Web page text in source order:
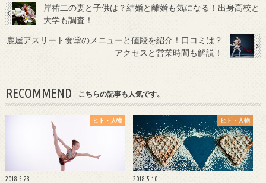
岸祐二の妻と子供は？結婚と離婚も気になる！出身高校と
大学も調査！
鹿屋アスリート食堂のメニューと値段を紹介！口コミは？
アクセスと営業時間も解説！
RECOMMEND こちらの記事も人気です。
ヒト・人物
2018.5.28
ヒト・人物
2018.5.10